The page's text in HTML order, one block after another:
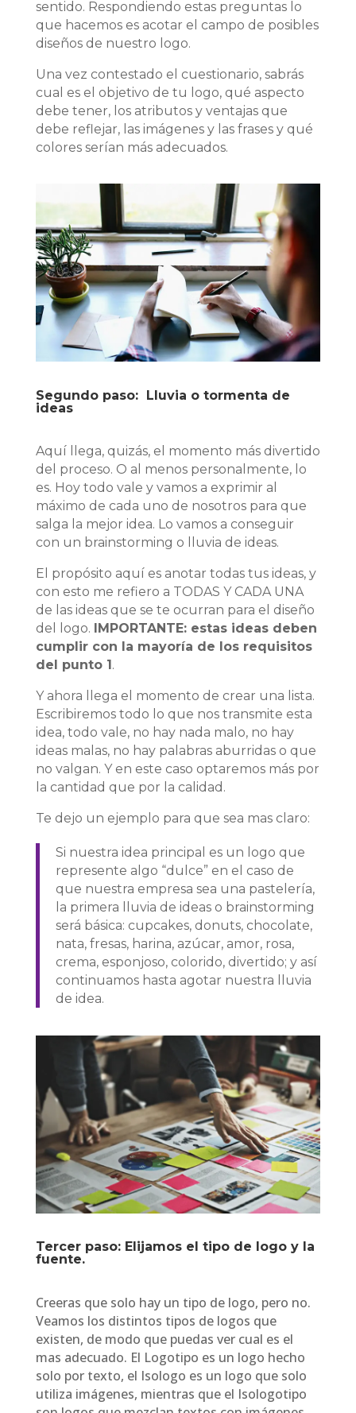
sentido. Respondiendo estas preguntas lo
que hacemos es acotar el campo de posibles
diseños de nuestro logo.
Una vez contestado el cuestionario, sabrás
cual es el objetivo de tu logo, qué aspecto
debe tener, los atributos y ventajas que
debe reflejar, las imágenes y las frases y qué
colores serían más adecuados.
Segundo paso: Lluvia o tormenta de
ideas
Aquí llega, quizás, el momento más divertido
del proceso. O al menos personalmente, lo
es. Hoy todo vale y vamos a exprimir al
máximo de cada uno de nosotros para que
salga la mejor idea. Lo vamos a conseguir
con un brainstorming o lluvia de ideas.
El propósito aquí es anotar todas tus ideas, y
con esto me refiero a TODAS Y CADA UNA
de las ideas que se te ocurran para el diseño
del logo.
IMPORTANTE: estas ideas deben
cumplir con la mayoría de los requisitos
del punto 1 .
Y ahora llega el momento de crear una lista.
Escribiremos todo lo que nos transmite esta
idea, todo vale, no hay nada malo, no hay
ideas malas, no hay palabras aburridas o que
no valgan. Y en este caso optaremos más por
la cantidad que por la calidad.
Te dejo un ejemplo para que sea mas claro:
Si nuestra idea principal es un logo que
represente algo “dulce” en el caso de
que nuestra empresa sea una pastelería,
la primera lluvia de ideas o brainstorming
será básica: cupcakes, donuts, chocolate,
nata, fresas, harina, azúcar, amor, rosa,
crema, esponjoso, colorido, divertido; y así
continuamos hasta agotar nuestra lluvia
de idea.
Tercer paso: Elijamos el tipo de logo y la
fuente.
Creeras que solo hay un tipo de logo, pero no.
Veamos los distintos tipos de logos que
existen, de modo que puedas ver cual es el
mas adecuado. El Logotipo es un logo hecho
solo por texto, el Isologo es un logo que solo
utiliza imágenes, mientras que el Isologotipo